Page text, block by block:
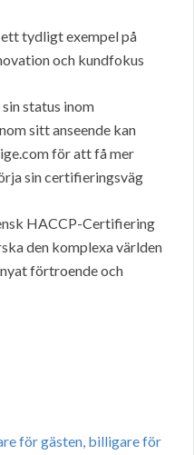
tydligt exempel på
och kundfokus
status inom
sitt anseende kan
för att få mer
sin certifieringsväg
HACCP-Certifiering
den komplexa världen
förtroende och
för gästen, billigare för